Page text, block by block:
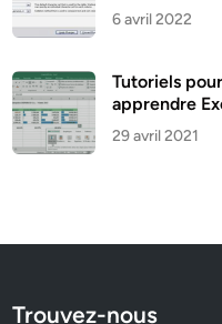
6 avril 2022
Tutoriels
apprendre
29 avril 2021
Trouvez-nous